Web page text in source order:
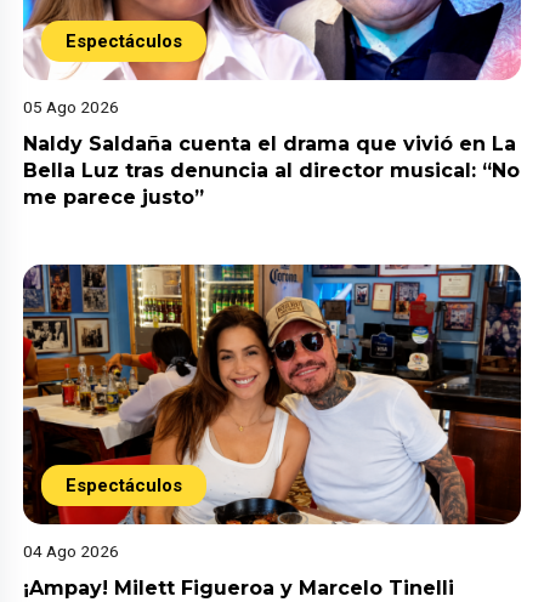
Espectáculos
05 Ago 2026
Naldy Saldaña cuenta el drama que vivió en La
Bella Luz tras denuncia al director musical: “No
me parece justo”
Espectáculos
04 Ago 2026
¡Ampay! Milett Figueroa y Marcelo Tinelli